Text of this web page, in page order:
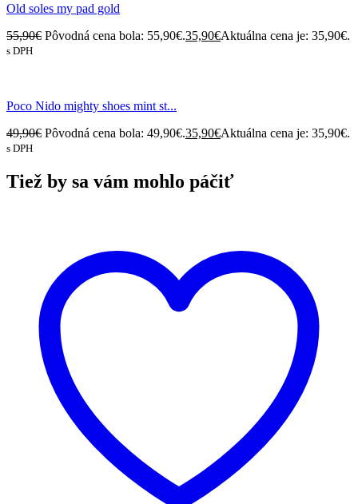
Old soles my pad gold
55,90€ Pôvodná cena bola: 55,90€.35,90€Aktuálna cena je: 35,90€.
s DPH
Poco Nido mighty shoes mint st...
49,90€ Pôvodná cena bola: 49,90€.35,90€Aktuálna cena je: 35,90€.
s DPH
Tiež by sa vám mohlo páčiť